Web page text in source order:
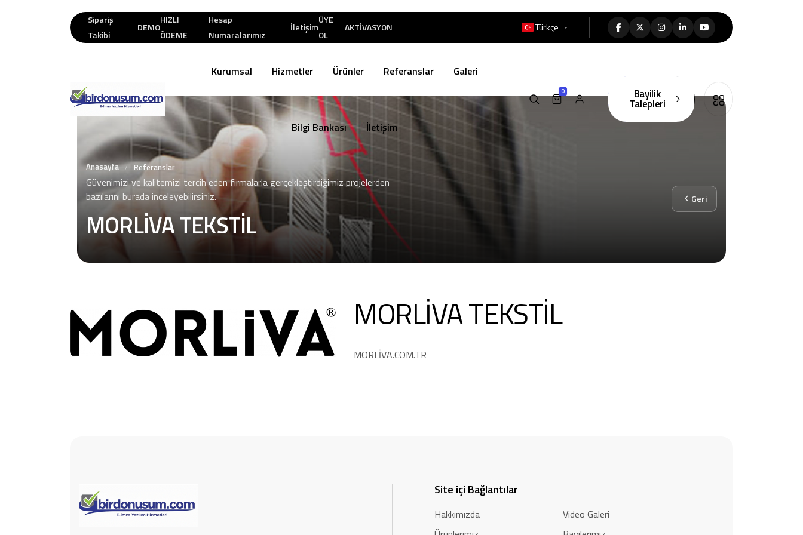
Sipariş
Takibi
DEMO
HIZLI
ÖDEME
Hesap
Numaralarımız
İletişim
ÜYE
OL
AKTİVASYON Türkçe
Kurumsal Hizmetler Ürünler Referanslar Galeri
Bilgi Bankası İletişim
0 Bayilik
Talepleri
MORLİVA TEKSTİL
Güvenimizi ve kalitemizi tercih eden firmalarla gerçekleştirdiğimiz projelerden
bazılarını burada inceleyebilirsiniz.
Anasayfa / Referanslar
Geri
MORLİVA TEKSTİL
MORLİVA.COM.TR
Site içi Bağlantılar
Hakkımızda
Video Galeri